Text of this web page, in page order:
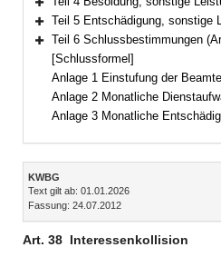
Bereich erweitern
Bereich erweitern
Teil 5 Entschädigung, sonstige Leistungen und
Bereich erweitern
Teil 6 Schlussbestimmungen
[Schlussformel]
Anlage 1 Einstufung der
Anlage 2 Monatliche
Anlage 3 Monatliche Entschädigungen für
Inhalt
KWBG
Text gilt ab: 01.01.2026
Fassung: 24.07.2012
Art. 38 Interessenkollision